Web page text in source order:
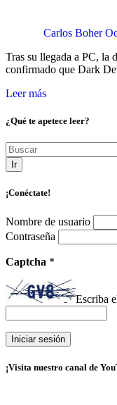
Carlos Boher
Tras su llegada a PC, la
confirmado que Dark
Leer más
¿Qué te apetece leer?
Ir
¡Conéctate!
Nombre de usuario
Contraseña
Captcha *
Escriba
¡Visita nuestro canal de